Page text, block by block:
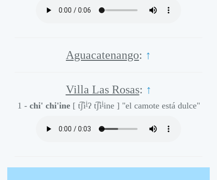
Aguacatenango: ↑
Villa Las Rosas: ↑
1 - chi' chi'ine [ t͡ʃiḭʔ t͡ʃiḭine ] "el camote está dulce"